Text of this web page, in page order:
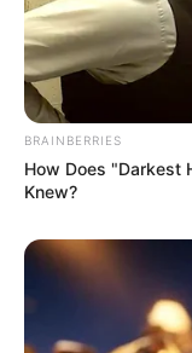
BRAINBERRIES
How Does "Darkest
Knew?